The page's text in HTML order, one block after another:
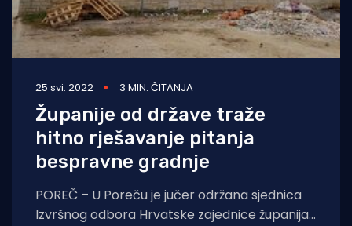
25 svi. 2022 3 MIN. ČITANJA
Županije od države traže
hitno rješavanje pitanja
bespravne gradnje
POREČ – U Poreču je jučer održana sjednica
Izvršnog odbora Hrvatske zajednice županija,